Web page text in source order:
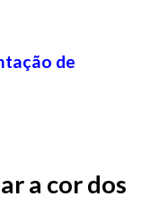
de
a cor dos